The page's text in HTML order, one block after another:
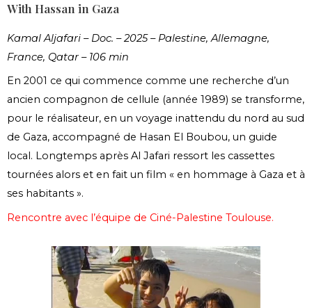
With Hassan in Gaza
Kamal Aljafari – Doc. – 2025 – Palestine, Allemagne,
France, Qatar – 106 min
En 2001 ce qui commence comme une recherche d’un
ancien compagnon de cellule (année 1989) se transforme,
pour le réalisateur, en un voyage inattendu du nord au sud
de Gaza, accompagné de Hasan El Boubou, un guide
local. Longtemps après Al Jafari ressort les cassettes
tournées alors et en fait un film « en hommage à Gaza et à
ses habitants ».
Rencontre avec l’équipe de Ciné-Palestine Toulouse.